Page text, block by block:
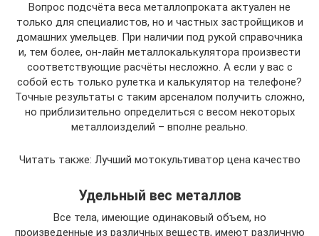
Вопрос подсчёта веса металлопроката актуален не
только для специалистов, но и частных застройщиков и
домашних умельцев. При наличии под рукой справочника
и, тем более, он-лайн металлокалькулятора произвести
соответствующие расчёты несложно. А если у вас с
собой есть только рулетка и калькулятор на телефоне?
Точные результаты с таким арсеналом получить сложно,
но приблизительно определиться с весом некоторых
металлоизделий – вполне реально.
Читать также: Лучший мотокультиватор цена качество
Удельный вес металлов
Все тела, имеющие одинаковый объем, но
произведенные из различных веществ, имеют различную